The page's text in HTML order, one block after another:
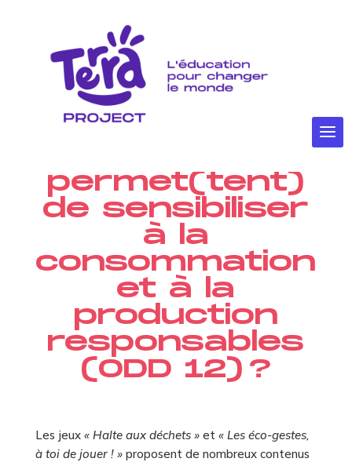
Quelle(s)
ressource(s)
de Terra
permet(tent)
de sensibiliser
à la
consommation
et à la
production
responsables
(ODD 12) ?
Les jeux « Halte aux déchets »et « Les éco-gestes,
à toi de jouer ! »proposent de nombreux contenus